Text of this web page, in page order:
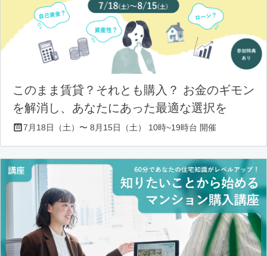
このまま賃貸？それとも購入？ お金のギモン
を解消し、あなたにあった最適な選択を
7月18日（土）〜 8月15日（土） 10時~19時台 開催